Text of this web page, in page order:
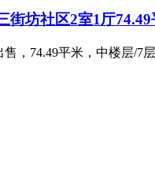
街坊社区2室1厅
，74.49平米，中楼层/7